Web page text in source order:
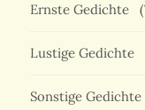
Ernste Gedichte
Lustige Gedichte
Sonstige Gedichte